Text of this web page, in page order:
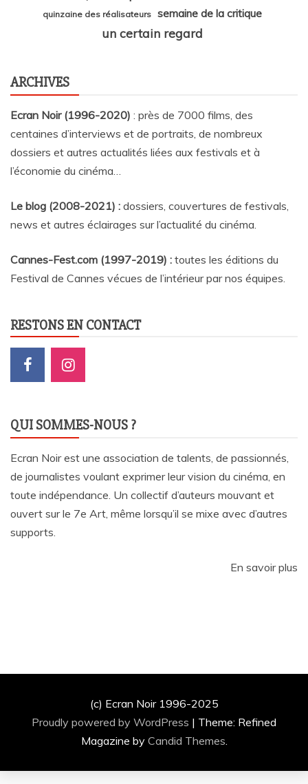
quinzaine des réalisateurs semaine de la critique
un certain regard
ARCHIVES
Ecran Noir (1996-2020) : près de 7000 films, des
centaines d’interviews et de portraits, de nombreux
dossiers et autres actualités liées aux festivals et à
l’économie du cinéma…
Le blog (2008-2021) : dossiers, couvertures de festivals,
news et autres éclairages sur l’actualité du cinéma.
Cannes-Fest.com (1997-2019) : toutes les éditions du
Festival de Cannes vécues de l’intérieur par nos équipes.
RESTONS EN CONTACT
QUI SOMMES-NOUS ?
Ecran Noir est une association de talents, de passionnés,
de journalistes voulant exprimer leur vision du cinéma, en
toute indépendance. Un collectif d’auteurs mouvant et
ouvert sur le 7e Art, même lorsqu’il se mixe avec d’autres
supports.
En savoir plus
(c) Ecran Noir 1996-2025
Proudly powered by WordPress | Theme: Refined
Magazine by Candid Themes.